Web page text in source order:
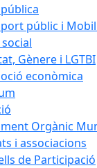
públic i
Gènere i LGTBI
econòmica
Orgànic
i associacions
de Participació